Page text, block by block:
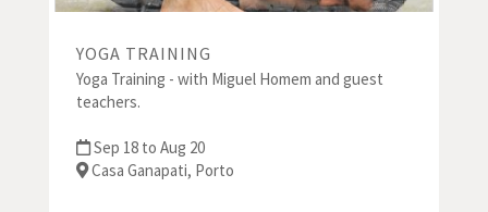
YOGA TRAINING
Yoga Training - with Miguel Homem and guest
teachers.
Sep 18 to Aug 20
Casa Ganapati, Porto